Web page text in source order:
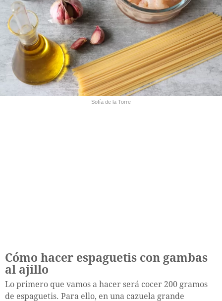
Sofía de la Torre
Cómo hacer espaguetis con gambas
al ajillo
Lo primero que vamos a hacer será cocer 200 gramos
de espaguetis. Para ello, en una cazuela grande